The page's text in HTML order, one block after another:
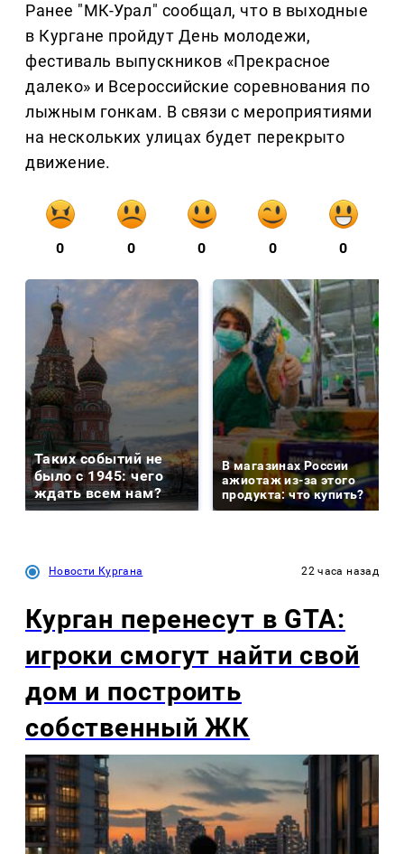
Ранее "МК-Урал" сообщал, что в выходные
в Кургане пройдут День молодежи,
фестиваль выпускников «Прекрасное
далеко» и Всероссийские соревнования по
лыжным гонкам. В связи с мероприятиями
на нескольких улицах будет перекрыто
движение.
0 0 0 0 0
Таких событий не
было с 1945: чего
ждать всем нам?
В магазинах России
ажиотаж из-за этого
продукта: что купить?
Новости Кургана 22 часа назад
Курган перенесут в GTA:
игроки смогут найти свой
дом и построить
собственный ЖК